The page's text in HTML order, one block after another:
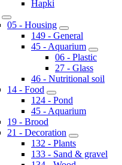
Hapki
05 - Housing
149 - General
45 - Aquarium
06 - Plastic
27 - Glass
46 - Nutritional soil
14 - Food
124 - Pond
45 - Aquarium
19 - Brood
21 - Decoration
132 - Plants
133 - Sand & gravel